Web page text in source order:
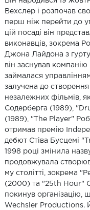
Вехслер і розпочав
перш ніж перейти до
цій посаді він
виконавців, зокрема
Джона Лайдона з
він заснував
займалася
залучена до
незалежних фільмів,
Содерберга (1989),
(1989), "The Player"
отримав премію
дебют Стіва Бусцемі
1998 році змінила
продовжувала
му столітті, зокрема
(2000) та "25th Hour"
покинув організацію,
Wechsler Productions.